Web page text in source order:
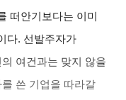
떠안기보다는 이미
다. 선발주자가
여건과는 맞지 않을
쓴 기업을 따라갈